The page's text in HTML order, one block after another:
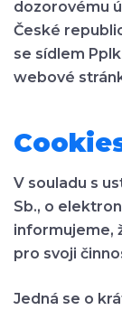
dozorovému
České
se sídlem
webové
V souladu s
Sb., o
informujeme,
pro svoji
Jedná se o